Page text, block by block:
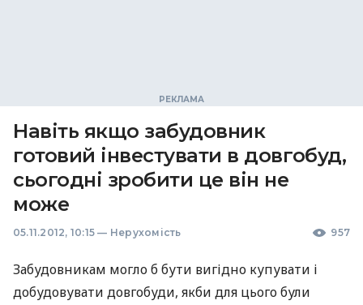
Навіть якщо забудовник
готовий інвестувати в довгобуд,
сьогодні зробити це він не
може
05.11.2012, 10:15 — Нерухомість 957
Забудовникам могло б бути вигідно купувати і
добудовувати довгобуди, якби для цього були